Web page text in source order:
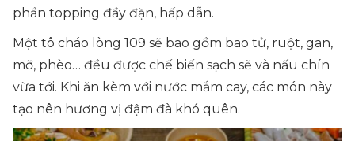
phần topping đầy đặn, hấp dẫn.
Một tô cháo lòng 109 sẽ bao gồm bao tử, ruột, gan,
mỡ, phèo… đều được chế biến sạch sẽ và nấu chín
vừa tới. Khi ăn kèm với nước mắm cay, các món này
tạo nên hương vị đậm đà khó quên.